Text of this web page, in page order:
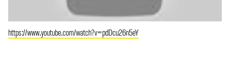
https://www.youtube.com/watch?v=pdDcu26n5eY